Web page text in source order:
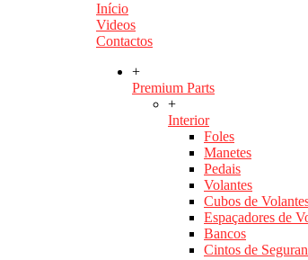
Início
Videos
Contactos
+
Premium Parts
+
Interior
Foles
Manetes
Pedais
Volantes
Cubos de
Espaçadores de
Bancos
Cintos de